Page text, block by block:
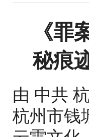
《罪
秘痕
由 中共
杭州市钱